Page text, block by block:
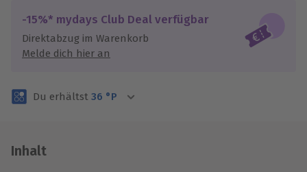
Jeder Gutschein für alle Erlebnisse einlösbar.
Maximale Sicherheit
3 Jahre gültig & verlängerbar.
-15%* mydays Club Deal verfügbar
Direktabzug im Warenkorb
Melde dich hier an
Du erhältst 36 °P
Inhalt